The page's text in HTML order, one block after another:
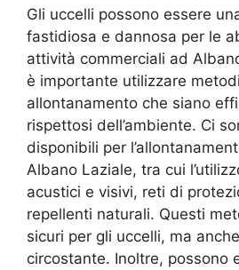
Gli uccelli possono essere
fastidiosa e dannosa per le
attività commerciali ad
è importante utilizzare
allontanamento che siano
rispettosi dell’ambiente. Ci
disponibili per
Albano Laziale, tra cui
acustici e visivi, reti di
repellenti naturali. Questi
sicuri per gli uccelli, ma
circostante. Inoltre, possono